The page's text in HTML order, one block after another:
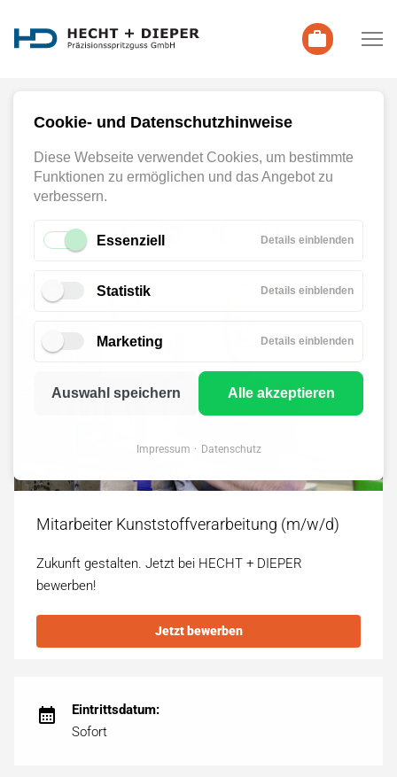
Cookie- und Datenschutzhinweise
Diese Webseite verwendet Cookies, um bestimmte
Funktionen zu ermöglichen und das Angebot zu
verbessern.
Essenziell Details einblendenfür
Statistik Details einblendenfür
Marketing Details einblendenfür
Auswahl speichern Alle akzeptieren
Impressum Datenschutz
Zur Gesamtübersicht
Inhalt teilen
Mitarbeiter Kunststoffverarbeitung (m/w/d)
Zukunft gestalten. Jetzt bei HECHT + DIEPER
bewerben!
Jetzt bewerben
Eintrittsdatum:
Sofort